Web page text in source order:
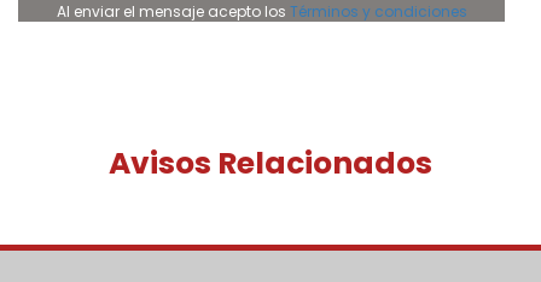
Al enviar el mensaje acepto los Términos y condiciones
Avisos Relacionados